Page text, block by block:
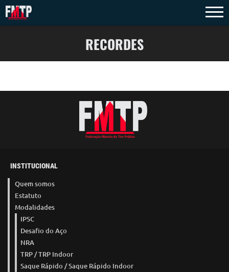
RECORDES
INSTITUCIONAL
Quem somos
Estatuto
Modalidades
IPSC
Desafio do Aço
NRA
TRP / TRP Indoor
Saque Rápido / Saque Rápido Indoor